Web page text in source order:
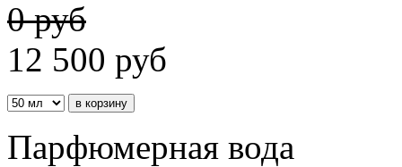
0 руб
12 500 руб
Парфюмерная вода